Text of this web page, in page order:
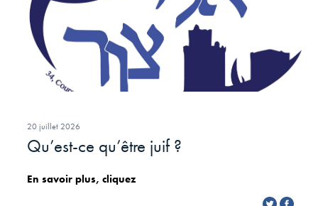
20 juillet 2026
Qu’est-ce qu’être juif ?
En savoir plus, cliquez